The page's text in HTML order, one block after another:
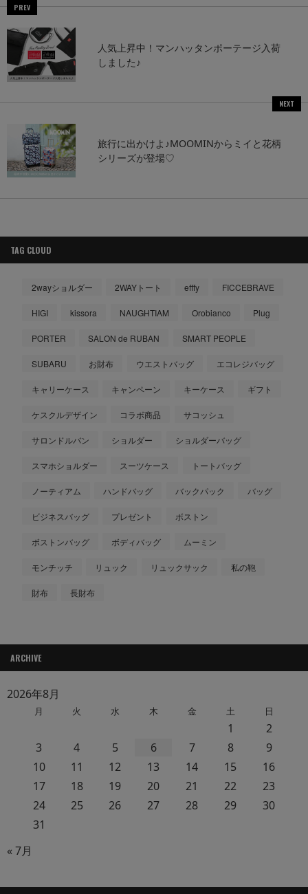
PREV
人気上昇中！マンハッタンポーテージ入荷
しました♪
NEXT
旅行に出かけよ♪MOOMINからミイと花柄
シリーズが登場♡
TAG CLOUD
2wayショルダー 2WAYトート efffy FICCEBRAVE
HIGI kissora NAUGHTIAM Orobianco Plug
PORTER SALON de RUBAN SMART PEOPLE
SUBARU お財布 ウエストバッグ エコレジバッグ
キャリーケース キャンペーン キーケース ギフト
ケスクルデザイン コラボ商品 サコッシュ
サロンドルバン ショルダー ショルダーバッグ
スマホショルダー スーツケース トートバッグ
ノーティアム ハンドバッグ バックパック バッグ
ビジネスバッグ プレゼント ボストン
ボストンバッグ ボディバッグ ムーミン
モンチッチ リュック リュックサック 私の鞄
財布 長財布
ARCHIVE
2026年8月
月 火 水 木 金 土 日
1
2
3
4 5 6 7 8
9
10
11 12 13 14 15
16
17
18 19 20 21 22
23
24
25 26 27 28 29
30
31
« 7月